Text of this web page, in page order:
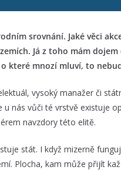
srovnání. Jaké věci
Já z toho mám dojem
které mnozí mluví, to
vysoký manažer či
nás vůči té vrstvě existuje
navzdory této elitě.
stát. I když mizerně
Plocha, kam může přijít